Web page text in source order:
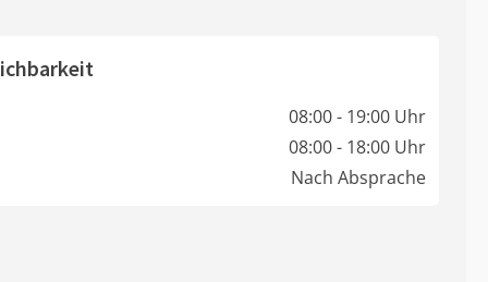
08:00 - 19:00 Uhr
08:00 - 18:00 Uhr
Nach Absprache